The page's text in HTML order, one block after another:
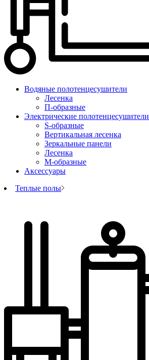
Водяные полотенцесушители
Лесенка
П-образные
Электрические полотенцесушители
S-образные
Вертикальная лесенка
Зеркальные панели
Лесенка
М-образные
Аксессуары
Теплые полы